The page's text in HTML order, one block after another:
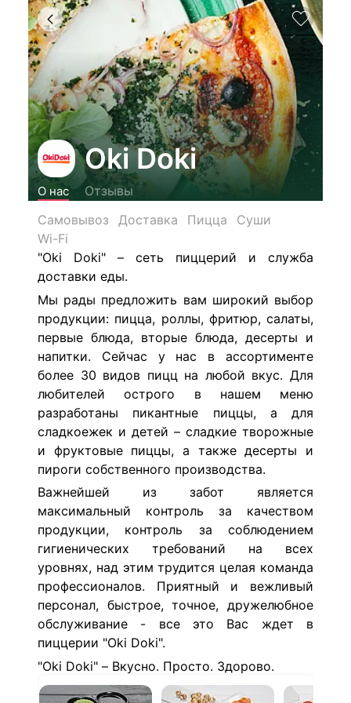
Oki Doki
О нас
Отзывы
Самовывоз
Доставка Пицца
Суши
Wi-Fi
"Oki Doki" – сеть пиццерий и служба
доставки еды.
Мы рады предложить вам широкий выбор
продукции: пицца, роллы, фритюр, салаты,
первые блюда, вторые блюда, десерты и
напитки. Сейчас у нас в ассортименте
более 30 видов пицц на любой вкус. Для
любителей острого в нашем меню
разработаны пикантные пиццы, а для
сладкоежек и детей – сладкие творожные
и фруктовые пиццы, а также десерты и
пироги собственного производства.
Важнейшей из забот является
максимальный контроль за качеством
продукции, контроль за соблюдением
гигиенических требований на всех
уровнях, над этим трудится целая команда
профессионалов.
Приятный и вежливый
персонал, быстрое, точное, дружелюбное
обслуживание - все это Вас ждет в
пиццерии "Oki Doki".
"Oki Doki" – Вкусно. Просто. Здорово.